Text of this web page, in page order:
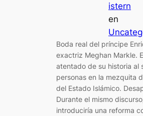
istern
en
Boda real del príncipe
exactriz Meghan Markle.
atentado de su historia al
personas en la mezquita
del Estado Islámico.
Durante el mismo
introduciría una reforma